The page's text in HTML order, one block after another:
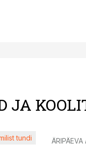
JA
tundi ÄRIPÄEVA